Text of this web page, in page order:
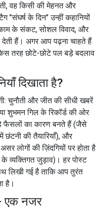
वह किसी की मेहनत और
"संघर्ष के दिन" उन्हीं कहानियों
के संकट, सोशल विवाद, और
हैं। अगर आप पढ़ना चाहते हैं
तरह छोटे-छोटे पल बड़े बदलाव
दिखाता है?
चुनौती और जीत की सीधी खबरें
शुभमन गिल के रिकॉर्ड की ओर
फैसलों का कारण बनते हैं (जैसे
छंटनी की तैयारियाँ), और
लोगों की ज़िंदगियों पर होता है
व्यक्तिगत जुड़ाव)। हर पोस्ट
लिखी गई है ताकि आप तुरंत
है।
एक नजर